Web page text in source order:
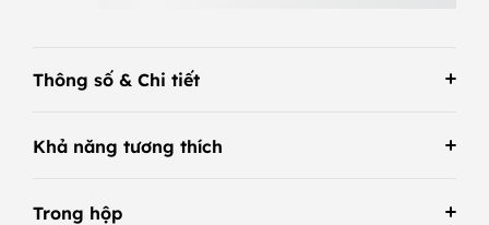
Thông số & Chi tiết
Khả năng tương thích
Trong hộp